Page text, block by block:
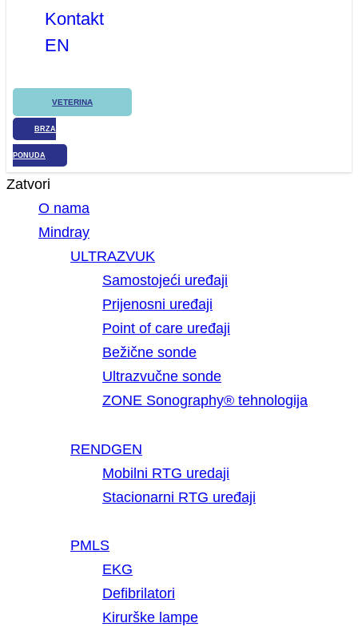
Kontakt
EN
VETERINA
BRZA
PONUDA
Zatvori
O nama
Mindray
ULTRAZVUK
Samostojeći uređaji
Prijenosni uređaji
Point of care uređaji
Bežične sonde
Ultrazvučne sonde
ZONE Sonography® tehnologija
RENDGEN
Mobilni RTG uredaji
Stacionarni RTG uređaji
PMLS
EKG
Defibrilatori
Kirurške lampe